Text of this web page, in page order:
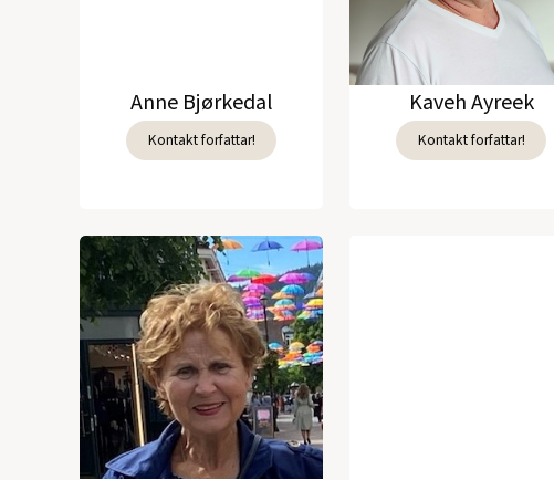
Anne Bjørkedal
Kontakt forfattar!
Kaveh Ayreek
Kontakt forfattar!